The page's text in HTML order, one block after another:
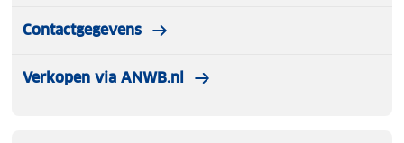
Contactgegevens
Verkopen via ANWB.nl